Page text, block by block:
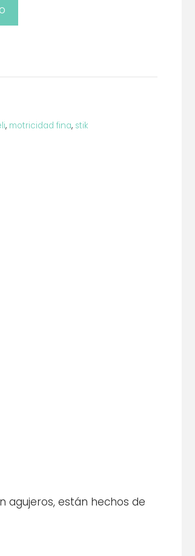
, motricidad fina, stik
agujeros, están hechos de